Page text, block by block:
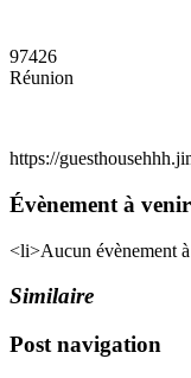
97426
Réunion
https://
Évènement à venir
<li>Aucun évènement
Similaire
Post navigation